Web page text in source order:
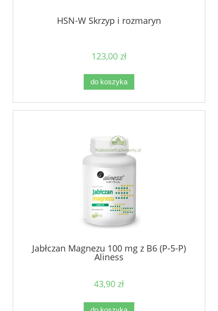
HSN-W Skrzyp i rozmaryn
123,00 zł
do koszyka
Jabłczan Magnezu 100 mg z B6 (P-5-P)
Aliness
43,90 zł